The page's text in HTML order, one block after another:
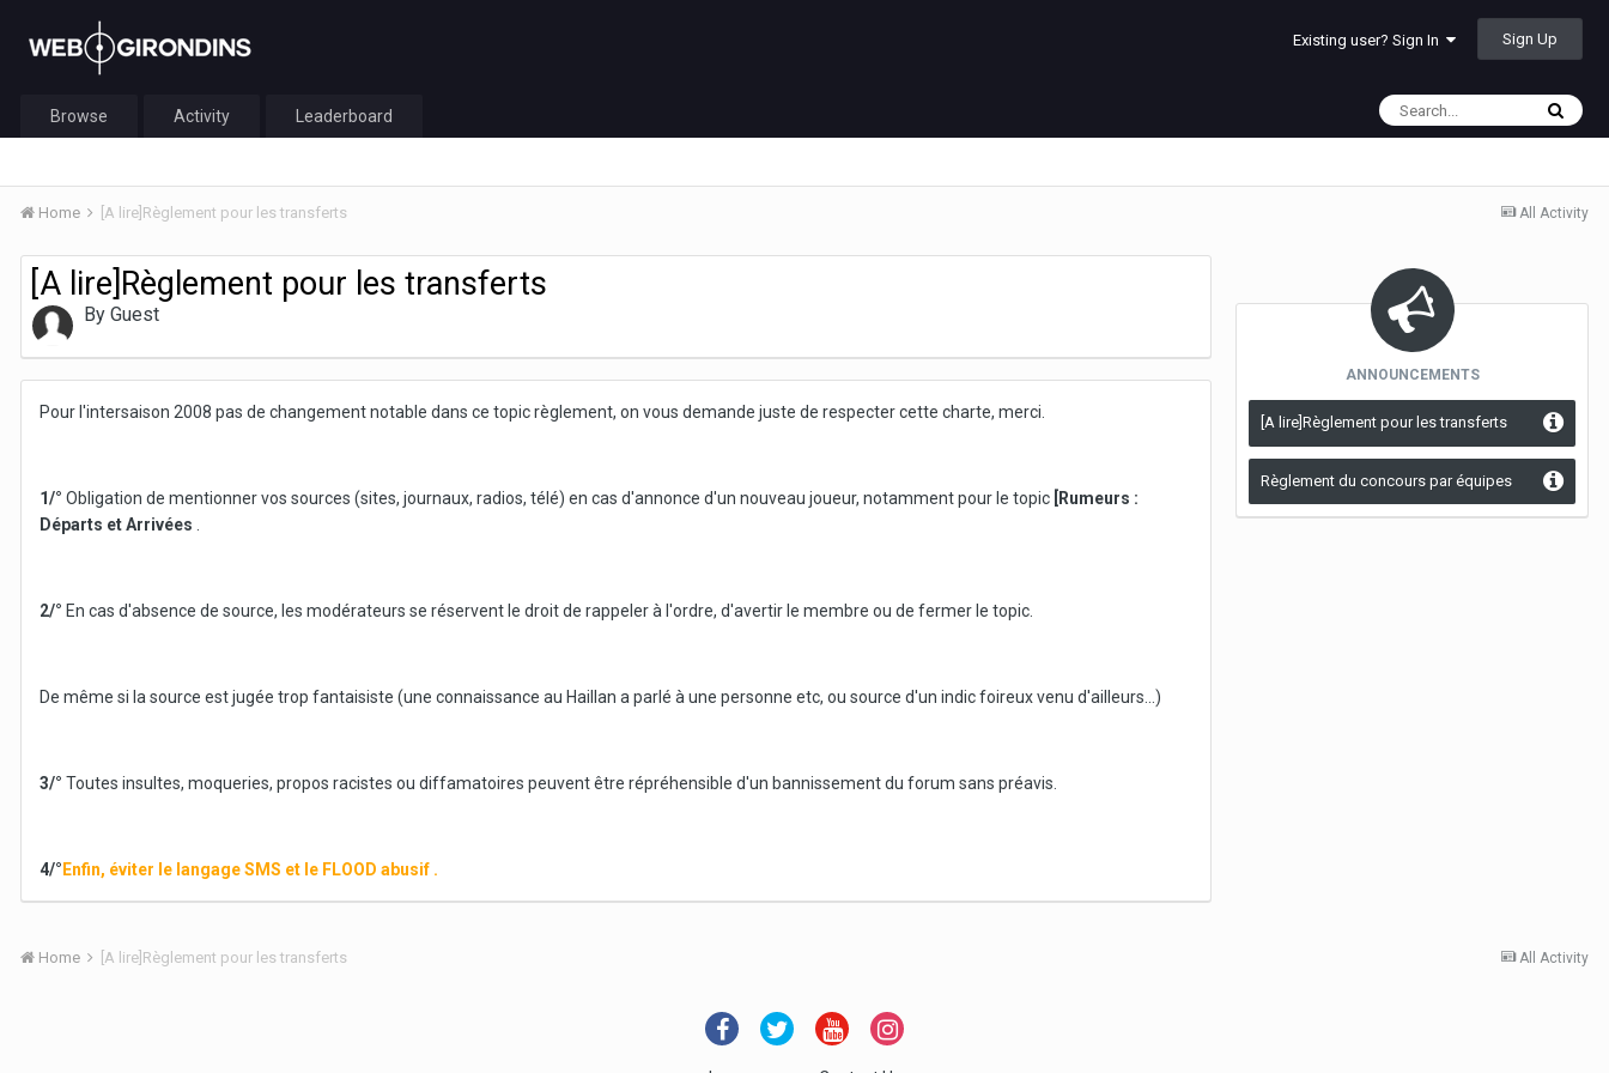
Existing user? Sign In Sign Up
Browse Activity Leaderboard
All Activity
Home [A lire]Règlement pour les transferts
[A lire]Règlement pour les transferts
By Guest
Pour l'intersaison 2008 pas de changement notable dans ce topic règlement, on vous demande juste de respecter cette charte, merci.
1/° Obligation de mentionner vos sources (sites, journaux, radios, télé) en cas d'annonce d'un nouveau joueur, notamment pour le topic
[Rumeurs :
Départs et Arrivées
2/° En cas d'absence de source, les modérateurs se réservent le droit de rappeler à l'ordre, d'avertir le membre ou de fermer le topic.
De même si la source est jugée trop fantaisiste (une connaissance au Haillan a parlé à une personne etc, ou source d'un indic foireux venu d'ailleurs...)
3/° Toutes insultes, moqueries, propos racistes ou diffamatoires peuvent être répréhensible d'un bannissement du forum sans préavis.
4/° Enfin, éviter le langage SMS et le FLOOD abusif .
ANNOUNCEMENTS
[A lire]Règlement pour les transferts
Règlement du concours par équipes
All Activity
Home [A lire]Règlement pour les transferts